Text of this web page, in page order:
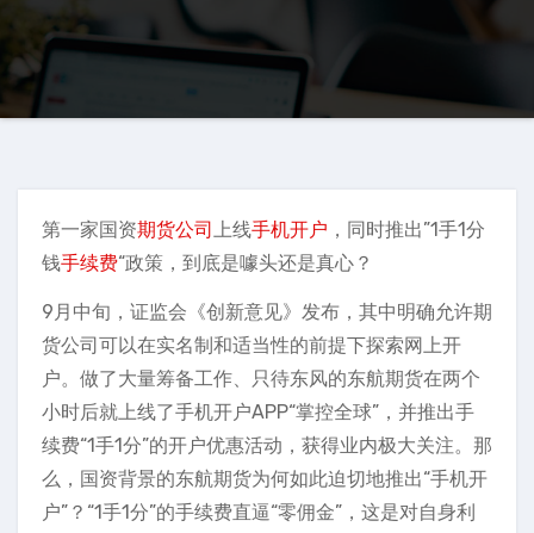
第一家国资期货公司上线手机开户 ，同时推出”1手1分
钱手续费“政策，到底是噱头还是真心？
9月中旬，证监会《创新意见》发布，其中明确允许期
货公司可以在实名制和适当性的前提下探索网上开
户。做了大量筹备工作、只待东风的东航期货在两个
小时后就上线了手机开户APP“掌控全球”，并推出手
续费“1手1分”的开户优惠活动，获得业内极大关注。那
么，国资背景的东航期货为何如此迫切地推出“手机开
户”？“1手1分”的手续费直逼“零佣金”，这是对自身利